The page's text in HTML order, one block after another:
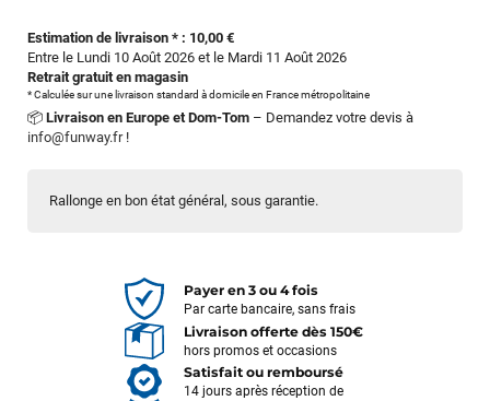
Rallonge en bon état général, sous garantie.
Estimation de livraison * : 10,00 €
Entre le Lundi 10 Août 2026 et le Mardi 11 Août 2026
Retrait gratuit en magasin
* Calculée sur une livraison standard à domicile en France métropolitaine
📦 Livraison en Europe et Dom-Tom – Demandez votre devis à
info@funway.fr!
Payer en 3 ou 4 fois
Par carte bancaire, sans frais
Livraison offerte dès 150€
hors promos et occasions
Satisfait ou remboursé
14 jours après réception de